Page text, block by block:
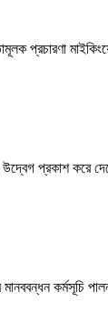
প্রচারণা
উদ্বেগ প্রকাশ
মানববন্ধন